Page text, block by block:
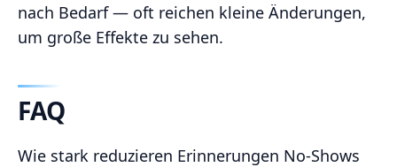
nach Bedarf — oft reichen kleine Änderungen,
um große Effekte zu sehen.
FAQ
Wie stark reduzieren Erinnerungen No‑Shows